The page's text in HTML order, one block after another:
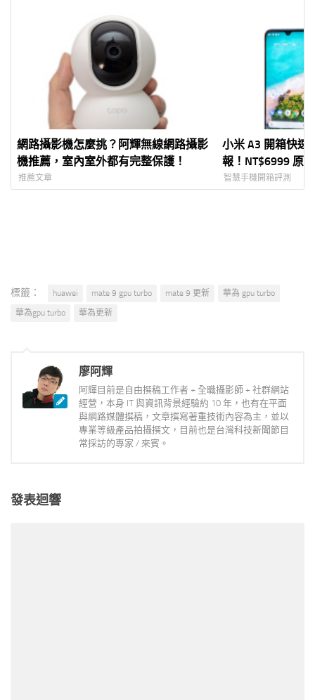
網路攝影機怎麼挑？阿輝無線網路攝影
機推薦，室內室外都有完整保護！
推薦文章
小米 A3 開箱快速
報！NT$6999 原
戰性價比定義
智慧手機開箱評測
標籤： huawei mate 9 gpu turbo mate 9 更新
華為 gpu turbo
華為gpu turbo
華為更新
廖阿輝
阿輝目前是自由撰稿工作者 + 全職攝影師 + 社群網站
經營，本身 IT 與資訊背景經驗約 10 年，也有在平面
與網路媒體撰稿，文章撰寫著重技術內容為主，並以
專業等級產品拍攝撰文，目前也是台灣科技新聞節目
常採訪的專家 / 來賓。
發表迴響